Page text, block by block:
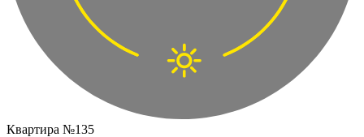
Квартира №135